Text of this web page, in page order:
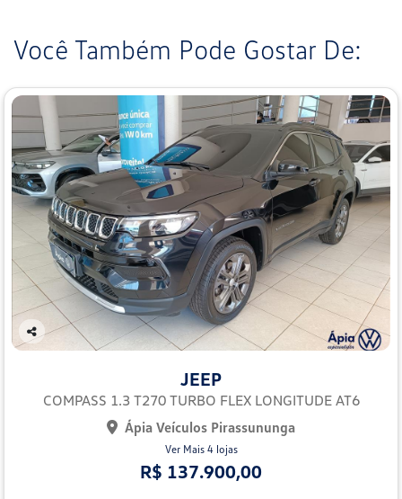
Você Também Pode Gostar De:
Co
JEEP
COMPASS 1.3 T270 TURBO FLEX LONGITUDE AT6
Ápia Veículos Pirassununga
Ver Mais 4 lojas
R$ 137.900,00